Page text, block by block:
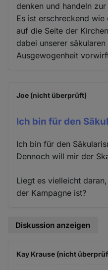
denken und handeln
Es ist erschreckend
auf die Seite der
dabei unserer
Ausgewogenheit
Joe (nicht überprüft)
Ich bin für den
Ich bin für den
Dennoch will mir der
Liegt es vielleicht
der Kampagne ist?
Diskussion anzeigen
Kay Krause (nicht